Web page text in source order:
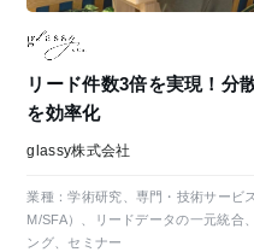
リード件数3倍を実現！分
を効率化
glassy株式会社
業種：学術研究、専門・技術サービ
M/SFA）、リードデータの一元統合
ング、セミナー